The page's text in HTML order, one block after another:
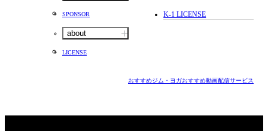
SPONSOR
about
LICENSE
K-1 LICENSE
おすすめジム・ヨガおすすめ動画配信サービス